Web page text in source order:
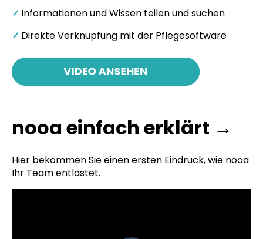
✓ Informationen und Wissen teilen und suchen
✓ Direkte Verknüpfung mit der Pflegesoftware
nooa einfach erklärt →
Hier bekommen Sie einen ersten Eindruck, wie nooa
Ihr Team entlastet.